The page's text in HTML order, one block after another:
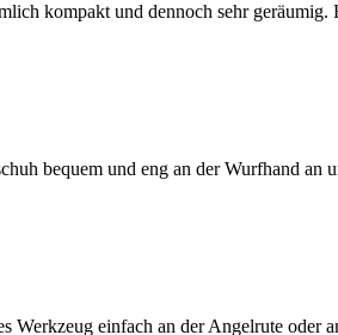
kompakt und dennoch sehr geräumig.
bequem und eng an der Wurfhand an
einfach an der Angelrute oder